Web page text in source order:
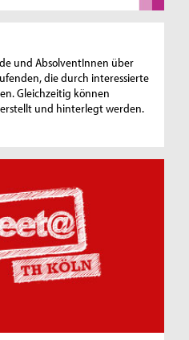
und AbsolventInnen über
die durch interessierte
Gleichzeitig können
und hinterlegt werden.